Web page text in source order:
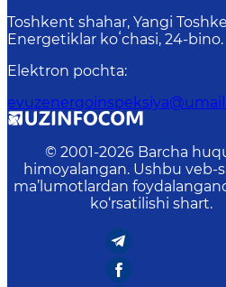
Toshkent shahar, Yangi
Energetiklar koʻchasi, 24-bino.
Elektron pochta:
© 2001-2026 Barcha
himoyalangan. Ushbu veb-
ma’lumotlardan
ko‘rsatilishi shart.